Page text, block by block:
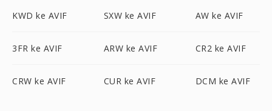
KWD ke AVIF SXW ke AVIF AW ke AVIF
3FR ke AVIF ARW ke AVIF CR2 ke AVIF
CRW ke AVIF CUR ke AVIF DCM ke AVIF